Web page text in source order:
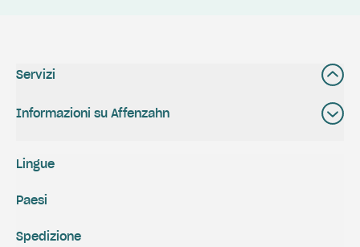
Servizi
Informazioni su Affenzahn
Spedizione
Lingue
Paesi